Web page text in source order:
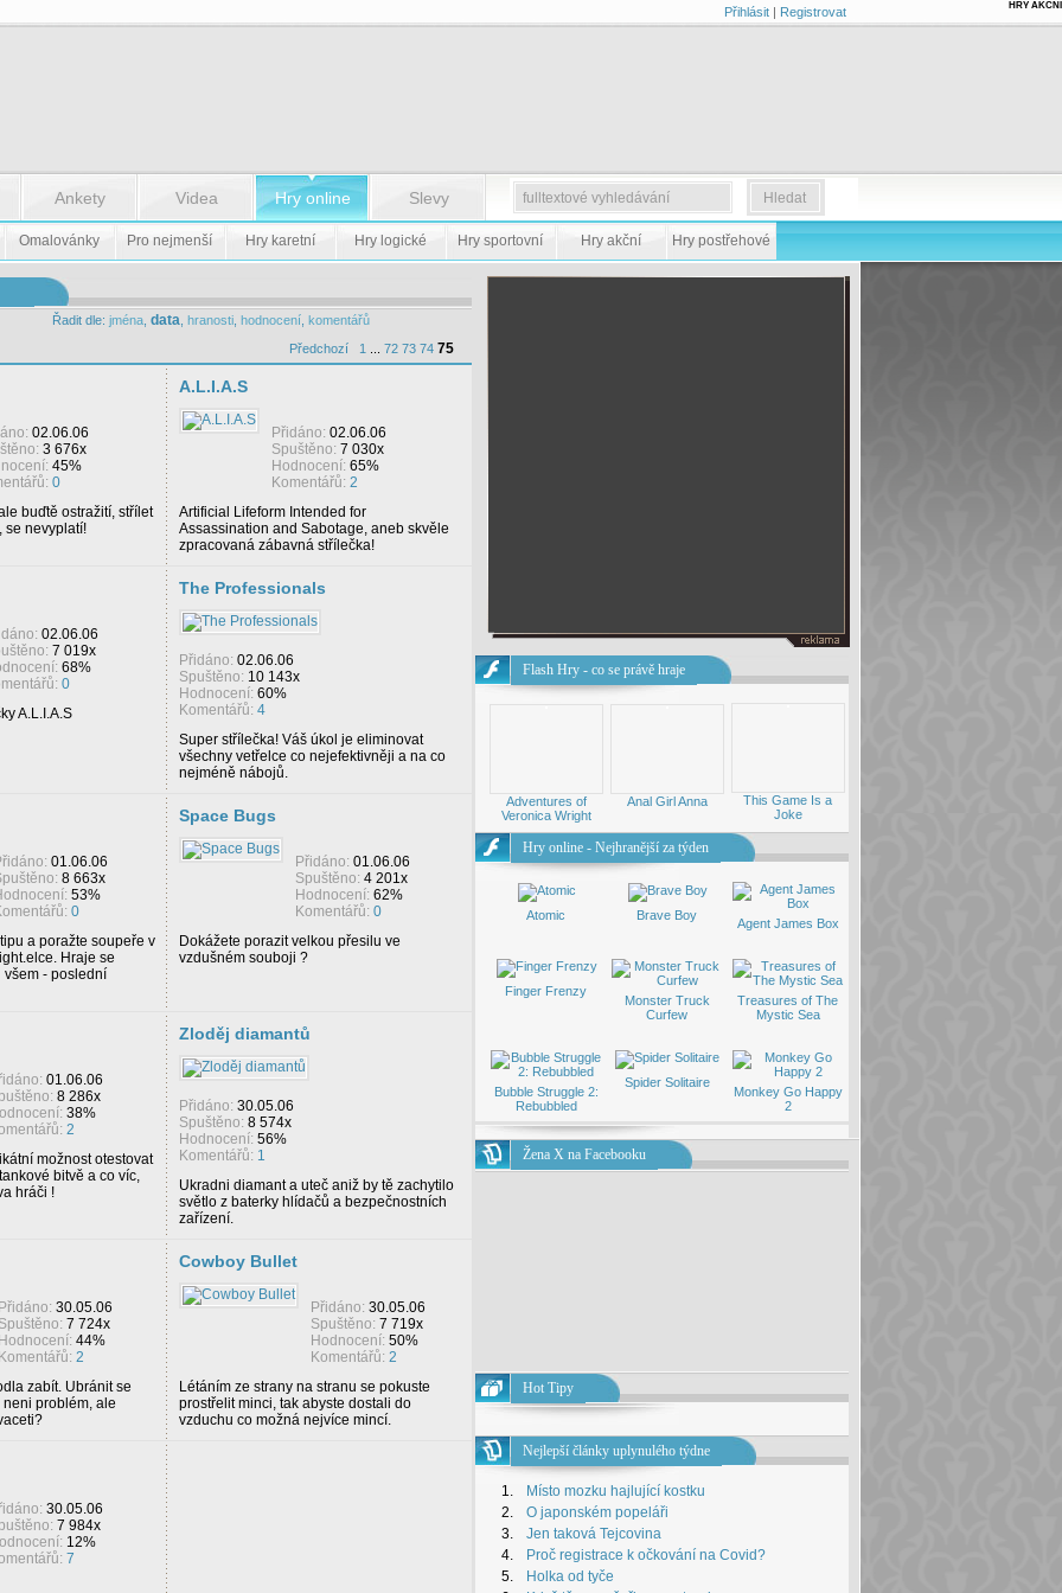
HRY AKČNÍ
Přihlásit| Registrovat
Ankety Videa Hry online Slevy
Omalovánky Pro nejmenší Hry karetní Hry logické Hry sportovní Hry akční Hry postřehové
Řadit dle: jména, data hranosti, hodnocení, komentářů
Předchozí
1 72 73 74 75
02.06.06
3 676x
45%
0
buďtě ostražití, střílet
se nevyplatí!
A.L.I.A.S
Přidáno: 02.06.06
Spuštěno: 7 030x
Hodnocení: 65%
Komentářů: 2
Artificial Lifeform Intended for
Assassination and Sabotage, aneb skvěle
zpracovaná zábavná střílečka!
02.06.06
7 019x
68%
0
A.L.I.A.S
The Professionals
Přidáno: 02.06.06
Spuštěno: 10 143x
Hodnocení: 60%
Komentářů: 4
Super střílečka! Váš úkol je eliminovat
všechny vetřelce co nejefektivněji a na co
nejméně nábojů.
01.06.06
8 663x
53%
0
a poražte soupeře v
Hraje se
všem - poslední
Space Bugs
Přidáno: 01.06.06
Spuštěno: 4 201x
Hodnocení: 62%
Komentářů: 0
Dokážete porazit velkou přesilu ve
vzdušném souboji ?
01.06.06
8 286x
38%
2
možnost otestovat
bitvě a co víc,
hráči !
Zloděj diamantů
Přidáno: 30.05.06
Spuštěno: 8 574x
Hodnocení: 56%
Komentářů: 1
Ukradni diamant a uteč aniž by tě zachytilo
světlo z baterky hlídačů a bezpečnostních
zařízení.
30.05.06
7 724x
44%
2
zabít. Ubránit se
problém, ale
Cowboy Bullet
Přidáno: 30.05.06
Spuštěno: 7 719x
Hodnocení: 50%
Komentářů: 2
Létáním ze strany na stranu se pokuste
prostřelit minci, tak abyste dostali do
vzduchu co možná nejvíce mincí.
30.05.06
7 984x
12%
7
Flash Hry - co se právě hraje
This Game Is a
Joke
Anal Girl Anna
Adventures of
Veronica Wright
Hry online - Nejhranější za týden
Agent James Box
Brave Boy
Atomic
Treasures of The
Mystic Sea
Monster Truck
Curfew
Finger Frenzy
Monkey Go Happy
2
Spider Solitaire
Bubble Struggle 2:
Rebubbled
Žena X na Facebooku
Hot Tipy
Nejlepší články uplynulého týdne
1.
Místo mozku hajlující kostku
2.
O japonském popeláři
3.
Jen taková Tejcovina
4.
Proč registrace k očkování na Covid?
5.
Holka od tyče